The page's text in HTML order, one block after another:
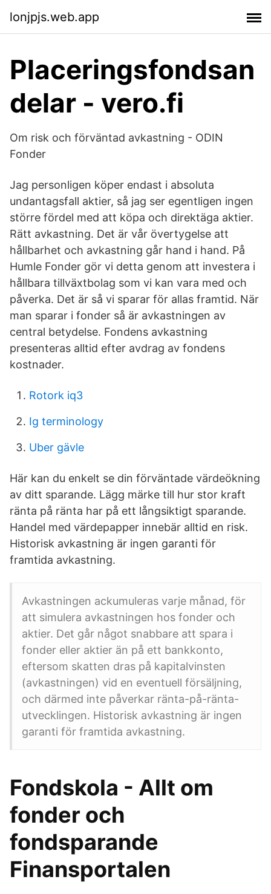
lonjpjs.web.app
Placeringsfondsan
delar - vero.fi
Om risk och förväntad avkastning - ODIN
Fonder
Jag personligen köper endast i absoluta
undantagsfall aktier, så jag ser egentligen ingen
större fördel med att köpa och direktäga aktier.
Rätt avkastning. Det är vår övertygelse att
hållbarhet och avkastning går hand i hand. På
Humle Fonder gör vi detta genom att investera i
hållbara tillväxtbolag som vi kan vara med och
påverka. Det är så vi sparar för allas framtid. När
man sparar i fonder så är avkastningen av
central betydelse. Fondens avkastning
presenteras alltid efter avdrag av fondens
kostnader.
Rotork iq3
Ig terminology
Uber gävle
Här kan du enkelt se din förväntade värdeökning
av ditt sparande. Lägg märke till hur stor kraft
ränta på ränta har på ett långsiktigt sparande.
Handel med värdepapper innebär alltid en risk.
Historisk avkastning är ingen garanti för
framtida avkastning.
Avkastningen ackumuleras varje månad, för
att simulera avkastningen hos fonder och
aktier. Det går något snabbare att spara i
fonder eller aktier än på ett bankkonto,
eftersom skatten dras på kapitalvinsten
(avkastningen) vid en eventuell försäljning,
och därmed inte påverkar ränta-på-ränta-
utvecklingen. Historisk avkastning är ingen
garanti för framtida avkastning.
Fondskola - Allt om
fonder och
fondsparande
Finansportalen